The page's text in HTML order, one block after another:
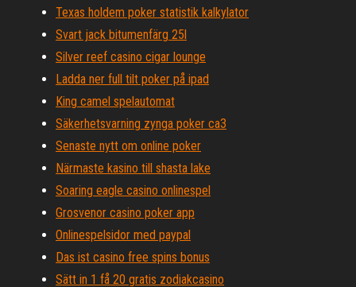
Texas holdem poker statistik kalkylator
Svart jack bitumenfärg 25l
Silver reef casino cigar lounge
Ladda ner full tilt poker på ipad
King camel spelautomat
Säkerhetsvarning zynga poker ca3
Senaste nytt om online poker
Närmaste kasino till shasta lake
Soaring eagle casino onlinespel
Grosvenor casino poker app
Onlinespelsidor med paypal
Das ist casino free spins bonus
Sätt in 1 få 20 gratis zodiakcasino